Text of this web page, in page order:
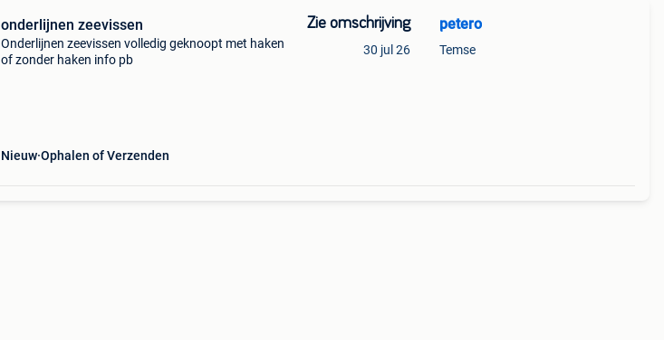
onderlijnen zeevissen
Onderlijnen zeevissen volledig geknoopt met haken
of zonder haken info pb
Nieuw Ophalen of Verzenden
Zie omschrijving
30 jul 26
petero
Temse